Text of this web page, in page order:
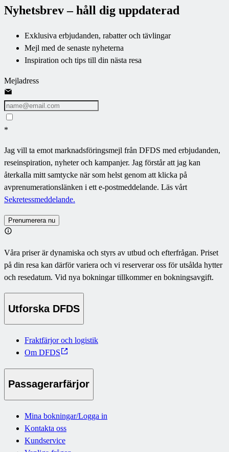
Nyhetsbrev – håll dig uppdaterad
Exklusiva erbjudanden, rabatter och tävlingar
Mejl med de senaste nyheterna
Inspiration och tips till din nästa resa
Mejladress
*
Jag vill ta emot marknadsföringsmejl från DFDS med erbjudanden,
reseinspiration, nyheter och kampanjer. Jag förstår att jag kan
återkalla mitt samtycke när som helst genom att klicka på
avprenumerationslänken i ett e-postmeddelande. Läs vårt
Sekretessmeddelande.
Prenumerera nu
Våra priser är dynamiska och styrs av utbud och efterfrågan. Priset
på din resa kan därför variera och vi reserverar oss för utsålda hytter
och resedatum. Vid nya bokningar tillkommer en bokningsavgift.
Utforska DFDS
Fraktfärjor och logistik
Om DFDS
Passagerarfärjor
Mina bokningar/Logga in
Kontakta oss
Kundservice